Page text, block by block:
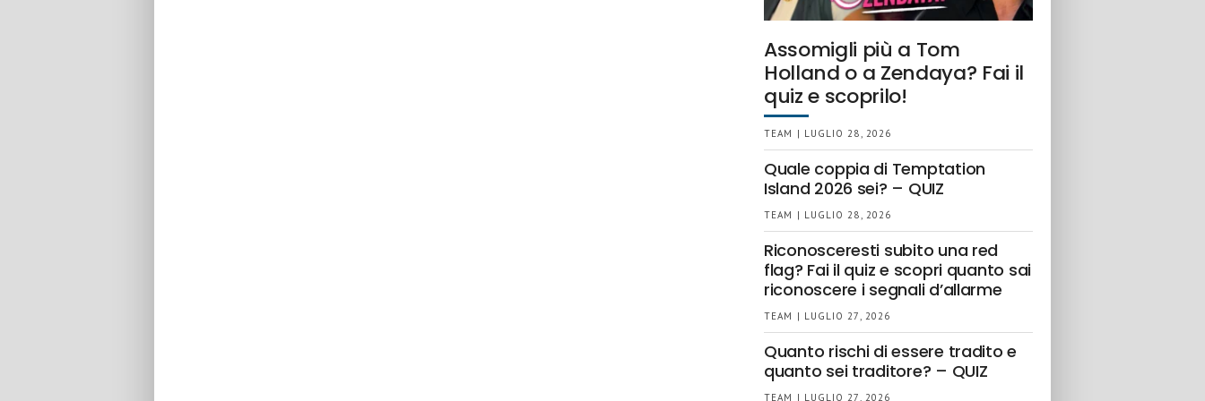
Assomigli più a Tom
Holland o a Zendaya? Fai il
quiz e scoprilo!
TEAM | LUGLIO 28, 2026
Quale coppia di Temptation
Island 2026 sei? – QUIZ
TEAM | LUGLIO 28, 2026
Riconosceresti subito una red
flag? Fai il quiz e scopri quanto sai
riconoscere i segnali d’allarme
TEAM | LUGLIO 27, 2026
Quanto rischi di essere tradito e
quanto sei traditore? – QUIZ
TEAM | LUGLIO 27, 2026